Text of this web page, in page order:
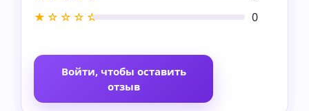
★☆☆☆☆
0
Войти, чтобы оставить
отзыв